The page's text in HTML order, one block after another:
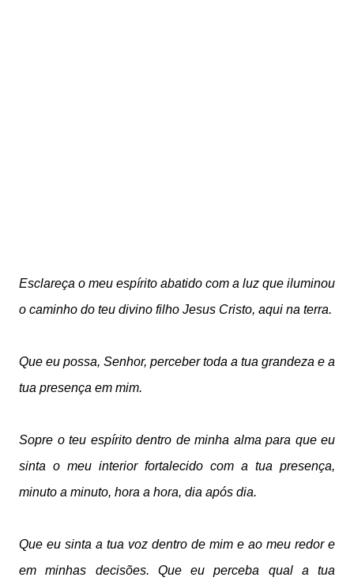
Esclareça o meu espírito abatido com a luz que iluminou
o caminho do teu divino filho Jesus Cristo, aqui na terra.
Que eu possa, Senhor, perceber toda a tua grandeza e a
tua presença em mim.
Sopre o teu espírito dentro de minha alma para que eu
sinta o meu interior fortalecido com a tua presença,
minuto a minuto, hora a hora, dia após dia.
Que eu sinta a tua voz dentro de mim e ao meu redor e
em minhas decisões. Que eu perceba qual a tua